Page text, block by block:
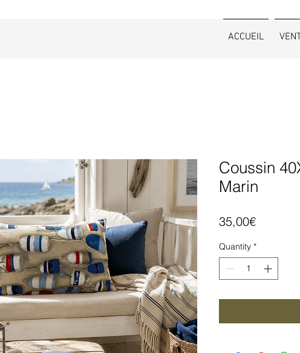
ACCUEIL
Coussin
Marin
35,00€Price
Quantity *